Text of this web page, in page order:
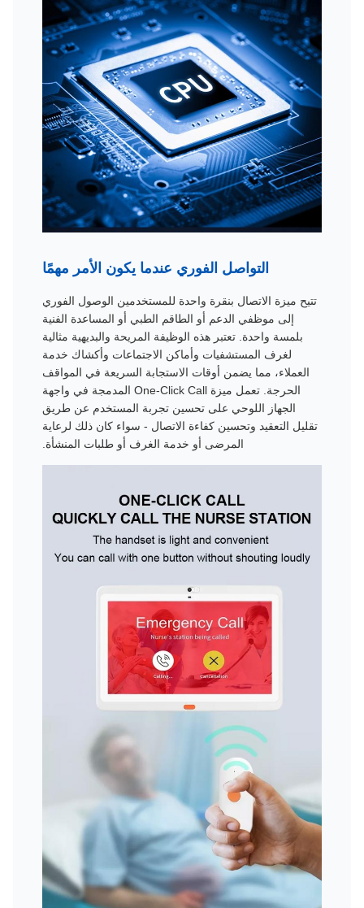
التواصل الفوري عندما يكون الأمر مهمًا
تتيح ميزة الاتصال بنقرة واحدة للمستخدمين الوصول الفوري
إلى موظفي الدعم أو الطاقم الطبي أو المساعدة الفنية
بلمسة واحدة. تعتبر هذه الوظيفة المريحة والبديهية مثالية
لغرف المستشفيات وأماكن الاجتماعات وأكشاك خدمة
العملاء، مما يضمن أوقات الاستجابة السريعة في المواقف
الحرجة. تعمل ميزة One-Click Call المدمجة في واجهة
الجهاز اللوحي على تحسين تجربة المستخدم عن طريق
تقليل التعقيد وتحسين كفاءة الاتصال - سواء كان ذلك لرعاية
المرضى أو خدمة الغرف أو طلبات المنشأة.